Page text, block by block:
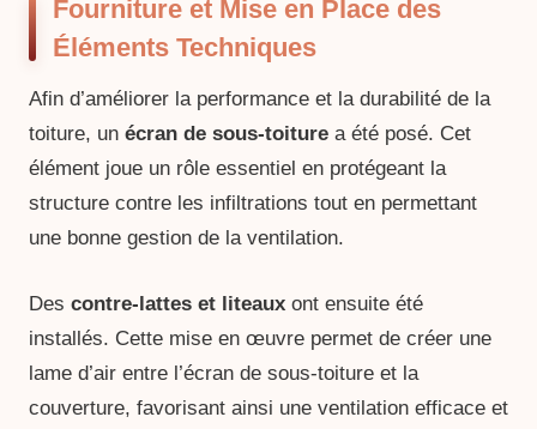
Fourniture et Mise en Place des
Éléments Techniques
Afin d’améliorer la performance et la durabilité de la
toiture, un écran de sous-toiture a été posé. Cet
élément joue un rôle essentiel en protégeant la
structure contre les infiltrations tout en permettant
une bonne gestion de la ventilation.
Des contre-lattes et liteaux ont ensuite été
installés. Cette mise en œuvre permet de créer une
lame d’air entre l’écran de sous-toiture et la
couverture, favorisant ainsi une ventilation efficace et